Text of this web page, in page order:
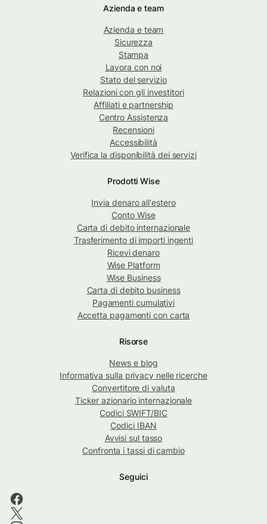
Azienda e team
Azienda e team
Sicurezza
Stampa
Lavora con noi
Stato del servizio
Relazioni con gli investitori
Affiliati e partnership
Centro Assistenza
Recensioni
Accessibilità
Verifica la disponibilità dei servizi
Prodotti Wise
Invia denaro all'estero
Conto Wise
Carta di debito internazionale
Trasferimento di importi ingenti
Ricevi denaro
Wise Platform
Wise Business
Carta di debito business
Pagamenti cumulativi
Accetta pagamenti con carta
Risorse
News e blog
Informativa sulla privacy nelle ricerche
Convertitore di valuta
Ticker azionario internazionale
Codici SWIFT/BIC
Codici IBAN
Avvisi sul tasso
Confronta i tassi di cambio
Seguici